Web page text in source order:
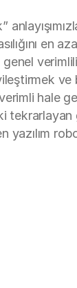
en
genel
ve
hale
tekrarlayan